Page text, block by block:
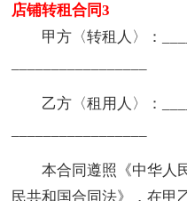
店铺转租合同3
甲方〈转租人〉：
乙方〈租用人〉：
本合同遵照《中华人民
民共和国合同法》，在甲